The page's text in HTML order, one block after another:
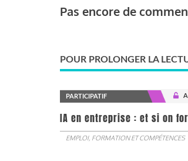
Pas encore de
POUR PROLONGER LA
PARTICIPATIF
IA en entreprise : et si on
EMPLOI, FORMATION ET COMPÉTENCES